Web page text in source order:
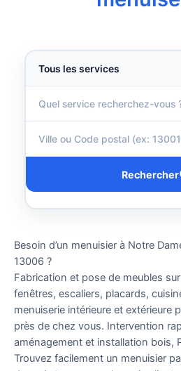
Rechercher
Besoin d’un menuisier à Notre
13006 ?
Fabrication et pose de meubles
fenêtres, escaliers, placards,
menuiserie intérieure et extérieure
près de chez vous. Intervention
aménagement et installation bois,
Trouvez facilement un menuisier